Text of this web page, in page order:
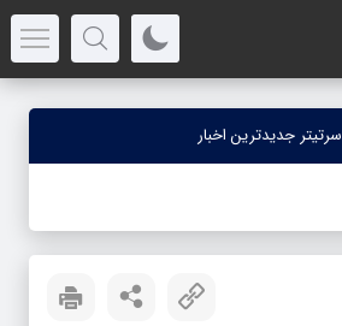
سرتیتر جدیدترین اخبار